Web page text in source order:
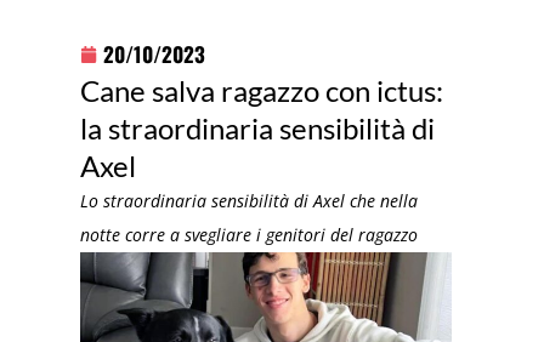
20/10/2023
Cane salva ragazzo con ictus:
la straordinaria sensibilità di
Axel
Lo straordinaria sensibilità di Axel che nella
notte corre a svegliare i genitori del ragazzo